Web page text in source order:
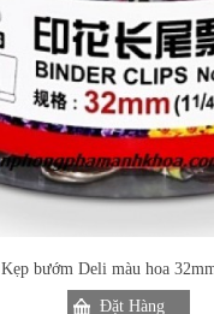
Kẹp bướm Deli màu hoa